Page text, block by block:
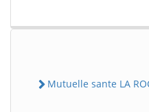
Mutuelle sante LA